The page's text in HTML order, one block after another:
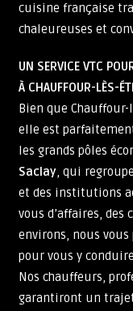
cuisine française
chaleureuses et
UN SERVICE VTC
À CHAUFFOUR-LÈS-
Bien que
elle est
les grands pôles
Saclay, qui
et des institutions
vous d’affaires, des
environs, nous vous
pour vous y
Nos chauffeurs,
garantiront un